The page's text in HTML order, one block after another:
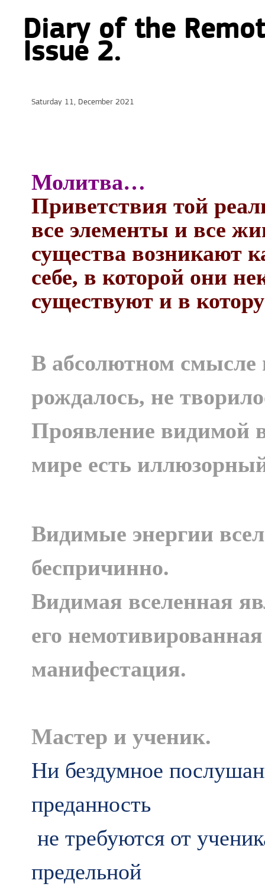
Diary of the
Issue 2.
Saturday 11, December 2021
Молитва…
Приветствия той
все элементы и все
существа возникают
себе, в которой они
существуют и в
В абсолютном смысле
рождалось, не
Проявление видимой
мире есть
Видимые энергии
беспричинно.
Видимая вселенная
его
манифестация.
Мастер и ученик.
Ни бездумное
преданность
не требуются от
предельной